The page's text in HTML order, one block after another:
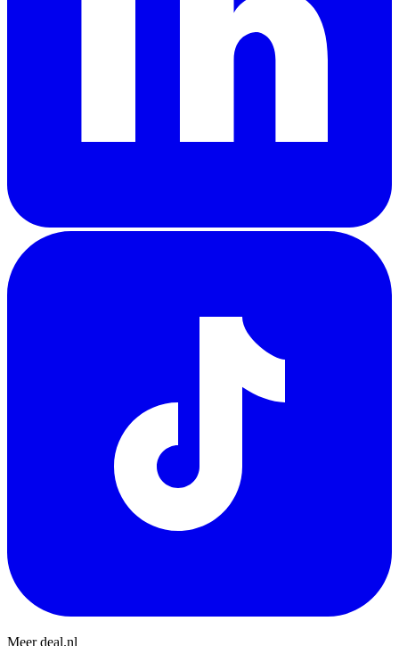
Meer deal.nl